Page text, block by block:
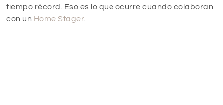
tiempo récord. Eso es lo que ocurre cuando colaboran
con un Home Stager.